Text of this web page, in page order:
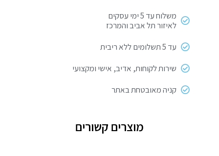
חם
משלוח עד 5 ימי עסקים
לאיזור תל אביב והמרכז
עד 5 תשלומים ללא ריבית
שירות לקוחות, אדיב, אישי ומקצועי
קניה מאובטחת באתר
מוצרים קשורים